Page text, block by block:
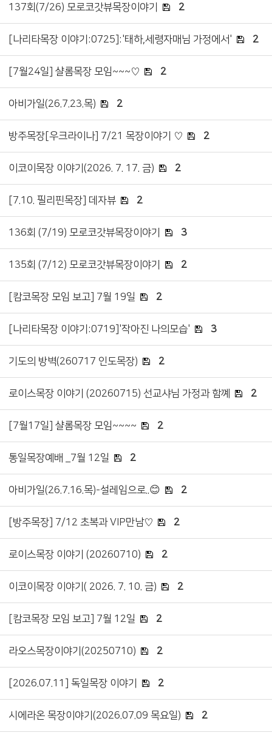
137회(7/26) 모로코갓뷰목장이야기 2
[나리타목장 이야기:0725]:'태하,세령자매님 가정에서' 2
[7월24일] 샬롬목장 모임~~~♡ 2
아비가일(26.7.23.목) 2
방주목장[우크라이나] 7/21 목장이야기 ♡ 2
이코이목장 이야기(2026. 7. 17. 금) 2
[7.10. 필리핀목장] 데자뷰 2
136회 (7/19) 모로코갓뷰목장이야기 3
135회 (7/12) 모로코갓뷰목장이야기 2
[캄코목장 모임 보고] 7월 19일 2
[나리타목장 이야기:0719]'작아진 나의모습' 3
기도의 방벽(260717 인도목장) 2
로이스목장 이야기 (20260715) 선교샤님 가정과 함꼐 2
[7월17일] 샬롬목장 모임~~~~ 2
통일목장예배 _7월 12일 2
아비가일(26.7.16.목)-설레임으로..😊 2
[방주목장] 7/12 초복과 VIP만남♡ 2
로이스목장 이야기 (20260710) 2
이코이목장 이야기( 2026. 7. 10. 금) 2
[캄코목장 모임 보고] 7월 12일 2
라오스목장이야기(20250710) 2
[2026.07.11] 독일목장 이야기 2
시에라온 목장이야기(2026.07.09 목요일) 2